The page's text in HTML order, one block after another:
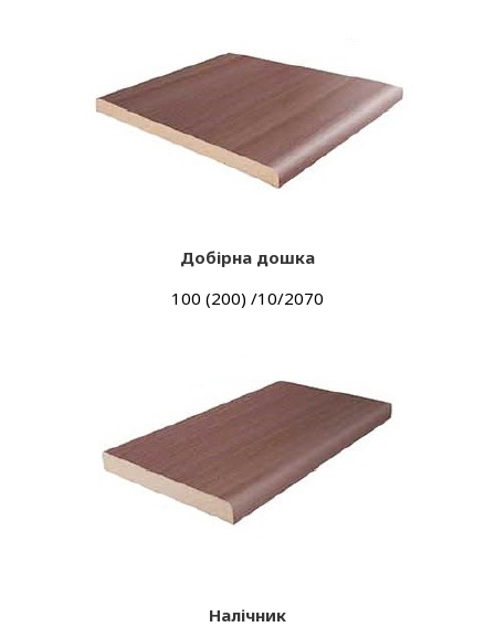
Добірна дошка
100 (200) /10/2070
Налічник